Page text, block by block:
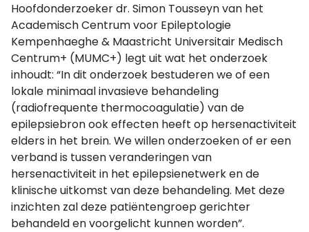
Hoofdonderzoeker dr. Simon Tousseyn van het
Academisch Centrum voor Epileptologie
Kempenhaeghe & Maastricht Universitair Medisch
Centrum+ (MUMC+) legt uit wat het onderzoek
inhoudt: “In dit onderzoek bestuderen we of een
lokale minimaal invasieve behandeling
(radiofrequente thermocoagulatie) van de
epilepsiebron ook effecten heeft op hersenactiviteit
elders in het brein. We willen onderzoeken of er een
verband is tussen veranderingen van
hersenactiviteit in het epilepsienetwerk en de
klinische uitkomst van deze behandeling. Met deze
inzichten zal deze patiëntengroep gerichter
behandeld en voorgelicht kunnen worden”.